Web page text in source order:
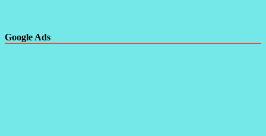
Google Ads